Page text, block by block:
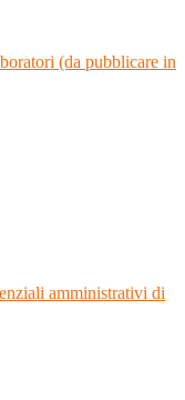
(da pubblicare in
amministrativi di